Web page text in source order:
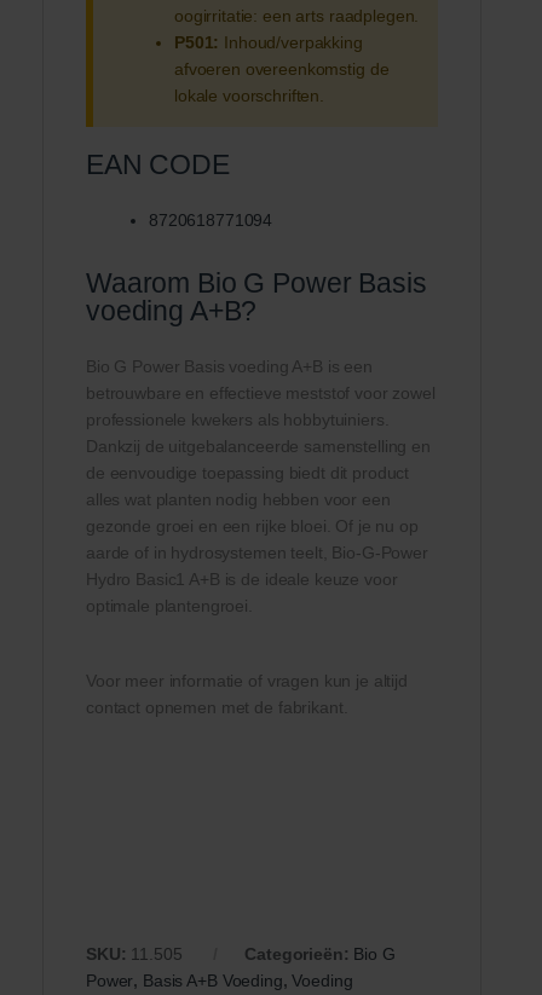
oogirritatie: een arts raadplegen.
P501: Inhoud/verpakking
afvoeren overeenkomstig de
lokale voorschriften.
EAN CODE
8720618771094
Waarom Bio G Power Basis
voeding A+B?
Bio G Power Basis voeding A+B is een
betrouwbare en effectieve meststof voor zowel
professionele kwekers als hobbytuiniers.
Dankzij de uitgebalanceerde samenstelling en
de eenvoudige toepassing biedt dit product
alles wat planten nodig hebben voor een
gezonde groei en een rijke bloei. Of je nu op
aarde of in hydrosystemen teelt, Bio-G-Power
Hydro Basic1 A+B is de ideale keuze voor
optimale plantengroei.
Voor meer informatie of vragen kun je altijd
contact opnemen met de fabrikant.
SKU: 11.505 Categorieën: Bio G
Power, Basis A+B Voeding,Voeding